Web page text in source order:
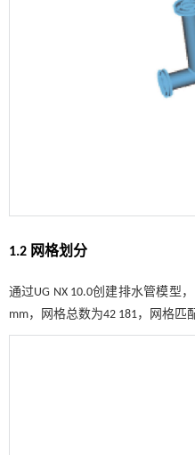
1.2 网格划分
通过UG NX 10.0创建排水管模型
mm，网格总数为42 181，网格匹